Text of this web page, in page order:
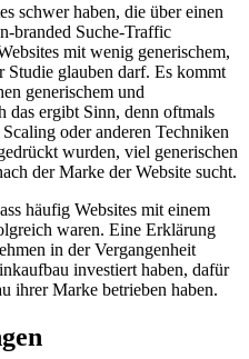
schwer haben, die über einen
branded Suche-Traffic
mit wenig generischem,
Studie glauben darf. Es kommt
generischem und
das ergibt Sinn, denn oftmals
oder anderen Techniken
wurden, viel generischen
der Marke der Website sucht.
häufig Websites mit einem
waren. Eine Erklärung
in der Vergangenheit
investiert haben, dafür
ihrer Marke betrieben haben.